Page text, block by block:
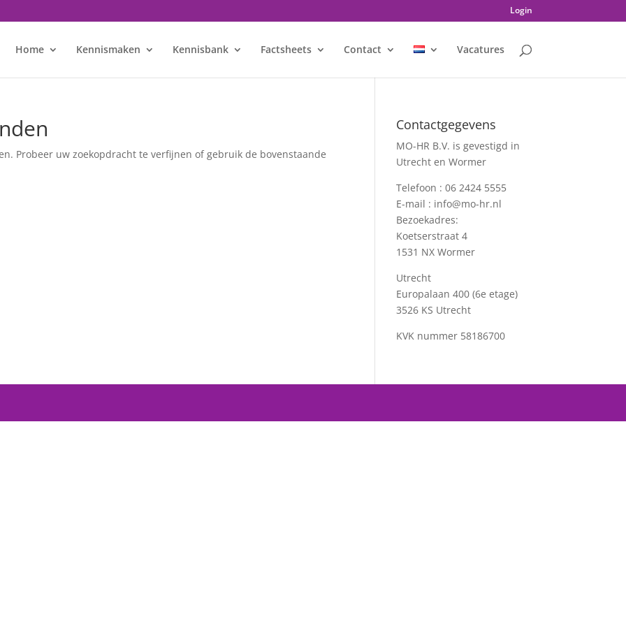
Login
Home Kennismaken Kennisbank Factsheets Contact Vacatures
Probeer uw zoekopdracht te verfijnen of gebruik de bovenstaande
Contactgegevens
MO-HR B.V. is gevestigd in
Utrecht en Wormer
Telefoon :06 2424 5555
E-mail : info@mo-hr.nl
Bezoekadres:
Koetserstraat 4
1531 NX Wormer
Utrecht
Europalaan 400 (6e etage)
3526 KS Utrecht
KVK nummer 58186700